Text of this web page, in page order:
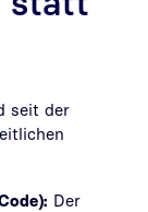
seit der
Der